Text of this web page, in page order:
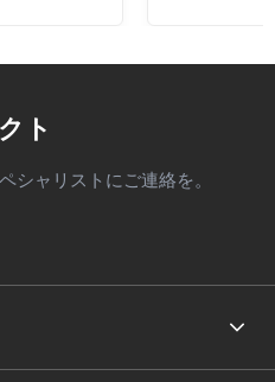
ト
シャリストにご連絡を。